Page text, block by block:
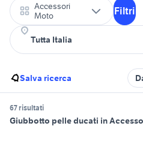
Accessori
Moto
Filtri
Salva ricerca
67 risultati
Giubbotto pelle ducati in